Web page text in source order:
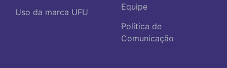
Uso da marca UFU
Equipe
Política de
Comunicação